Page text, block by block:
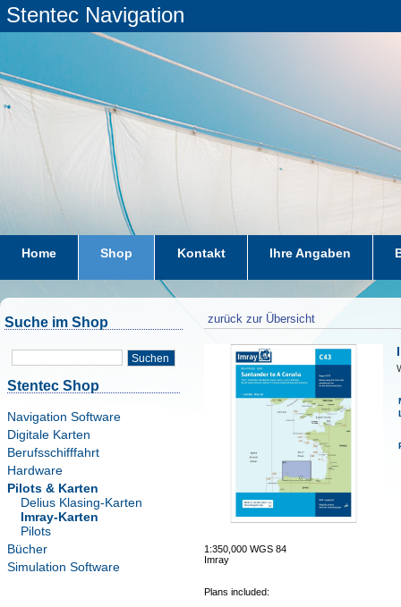
Stentec Navigation
Home Shop Kontakt Ihre Angaben
Suche im Shop
Suchen
Stentec Shop
Navigation Software
Digitale Karten
Berufsschifffahrt
Hardware
Pilots & Karten
Delius Klasing-Karten
Imray-Karten
Pilots
Bücher
Simulation Software
zurück zur Übersicht
1:350,000 WGS 84
Imray
Plans included: